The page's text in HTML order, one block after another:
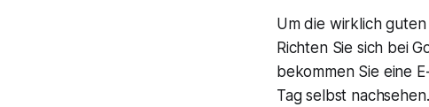
Um die wirklich
Richten Sie sich bei
bekommen Sie eine
Tag selbst nachsehen.